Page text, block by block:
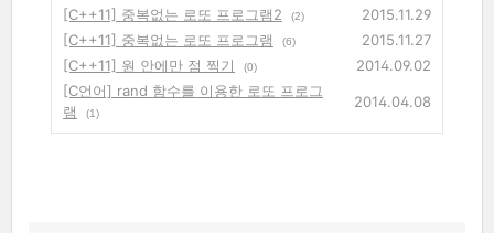
[C++11] 중복없는 로또 프로그램2
(2)
2015.11.29
[C++11] 중복없는 로또 프로그램
(6)
2015.11.27
[C++11] 원 안에만 점 찍기
(0)
2014.09.02
[C언어] rand 함수를 이용한 로또 프로그
램
(1)
2014.04.08